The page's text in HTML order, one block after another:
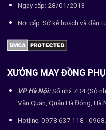
Ngày cấp: 28/01/2013
Nơi cấp: Sở kế hoạch và đầu
XƯỞNG MAY ĐỒNG
VP Hà Nội:Số nhà 7D4 (Số
Văn Quán, Quận Hà Đông, Hà
Hotline: 0978 637 118 -